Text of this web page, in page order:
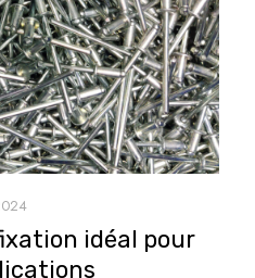
idéal pour